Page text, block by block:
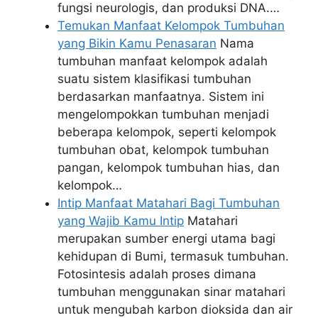
fungsi neurologis, dan produksi DNA.…
Temukan Manfaat Kelompok Tumbuhan
yang Bikin Kamu Penasaran Nama
tumbuhan manfaat kelompok adalah
suatu sistem klasifikasi tumbuhan
berdasarkan manfaatnya. Sistem ini
mengelompokkan tumbuhan menjadi
beberapa kelompok, seperti kelompok
tumbuhan obat, kelompok tumbuhan
pangan, kelompok tumbuhan hias, dan
kelompok…
Intip Manfaat Matahari Bagi Tumbuhan
yang Wajib Kamu Intip Matahari
merupakan sumber energi utama bagi
kehidupan di Bumi, termasuk tumbuhan.
Fotosintesis adalah proses dimana
tumbuhan menggunakan sinar matahari
untuk mengubah karbon dioksida dan air